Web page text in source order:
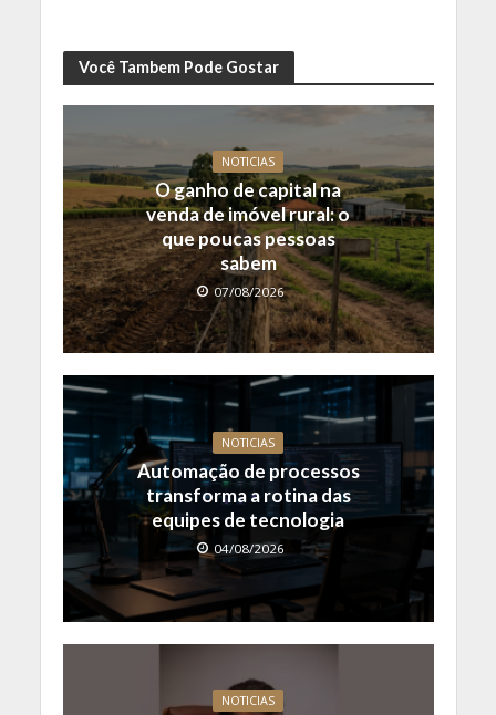
Você Tambem Pode Gostar
NOTICIAS
O ganho de capital na
venda de imóvel rural: o
que poucas pessoas
sabem
07/08/2026
NOTICIAS
Automação de processos
transforma a rotina das
equipes de tecnologia
04/08/2026
NOTICIAS